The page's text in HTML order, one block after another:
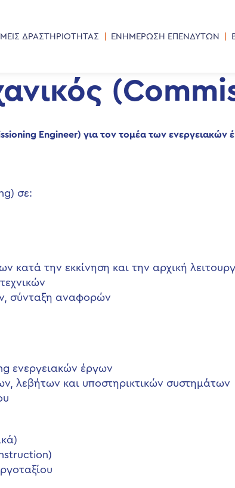
ΔΡΑΣΤΗΡΙΟΤΗΤΑΣ ΕΝΗΜΕΡΩΣΗ ΕΠΕΝΔΥΤΩΝ
Engineer) για τον τομέα των ενεργειακών
σε:
την εκκίνηση και την αρχική
σύνταξη αναφορών
ενεργειακών έργων
λεβήτων και υποστηρικτικών συστημάτων